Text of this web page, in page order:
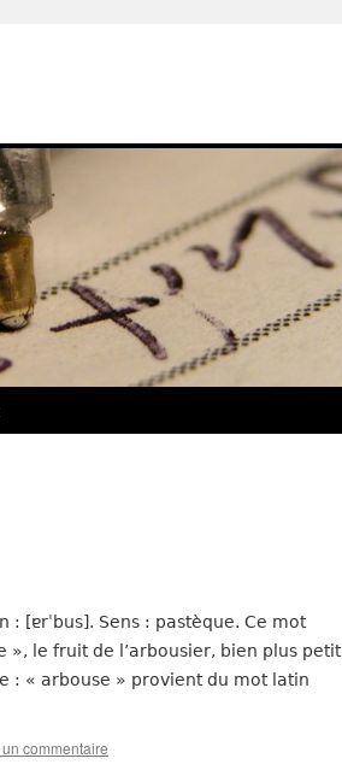
: [ɐrˈbus]. Sens : pastèque. Ce mot
le fruit de l’arbousier, bien plus petit
: « arbouse » provient du mot latin
commentaire